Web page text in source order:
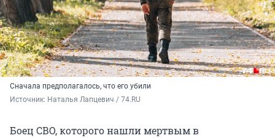
Сначала предполагалось, что его убили
Источник: Наталья Лапцевич / 74.RU
Боец СВО, которого нашли мертвым в